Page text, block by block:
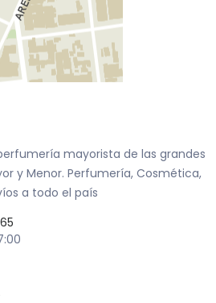
mayorista de las grandes
y Menor. Perfumería, Cosmética,
a todo el país